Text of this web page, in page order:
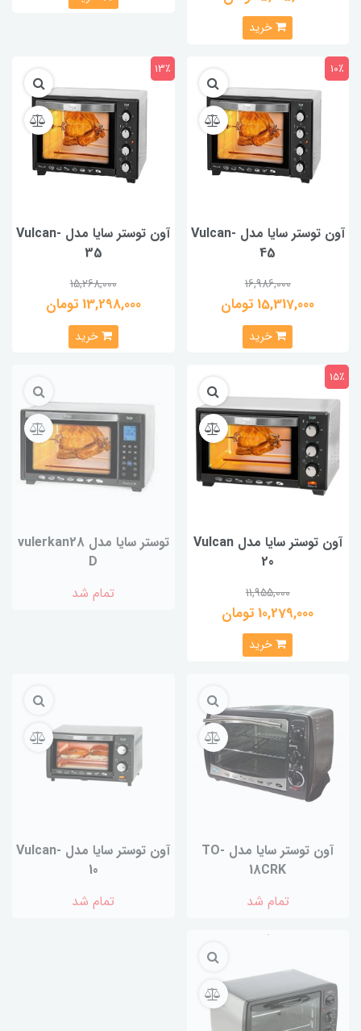
خرید
آون توستر سایا مدل Vulcan-
45
16,986,000
15,317,000 تومان
10٪
خرید
آون توستر سایا مدل Vulcan-
35
15,268,000
13,298,000 تومان
13٪
خرید
آون توستر سایا مدل Vulcan
20
11,955,000
10,279,000 تومان
15٪
خرید
توستر سایا مدل vulerkan28
D
تمام شد
آون توستر سایا مدل TO-
18CRK
تمام شد
آون توستر سایا مدل Vulcan-
10
تمام شد